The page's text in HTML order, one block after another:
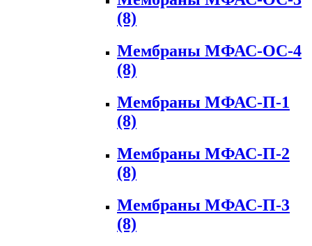
(8)
Мембраны МФАС-ОС-4
(8)
Мембраны МФАС-П-1
(8)
Мембраны МФАС-П-2
(8)
Мембраны МФАС-П-3
(8)